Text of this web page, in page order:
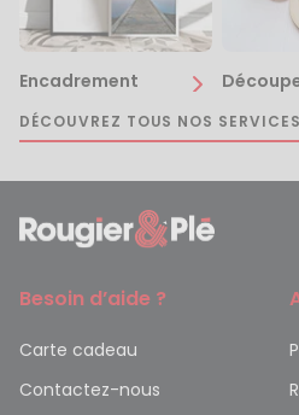
Encadrement
DÉCOUVREZ TOUS NOS SERVICES
Besoin d’aide ?
Carte cadeau
Contactez-nous